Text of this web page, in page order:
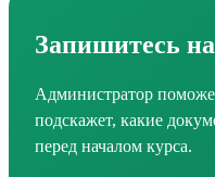
Запишитесь
Администратор
подскажет, какие
перед началом курса.